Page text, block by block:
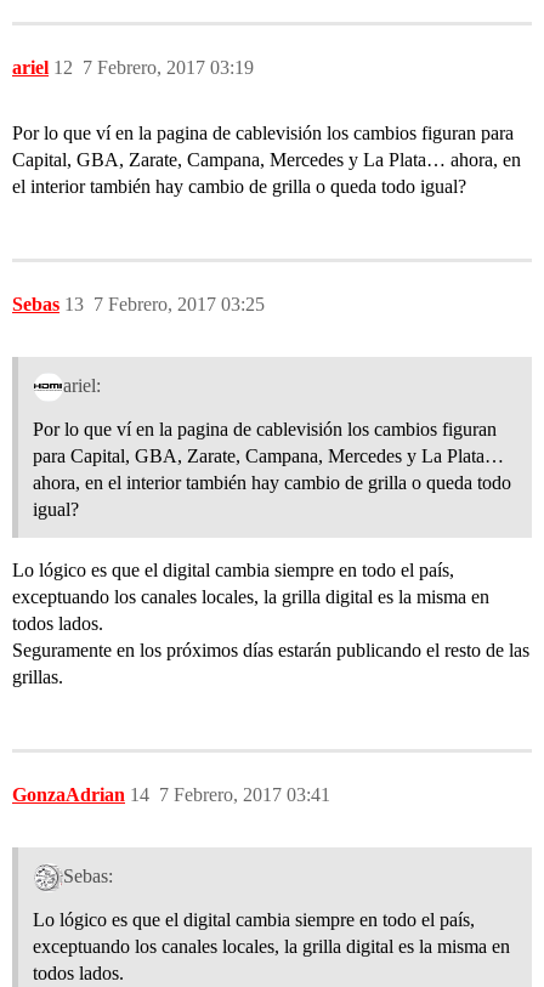
ariel 7 Febrero, 2017 03:19
12
Por lo que ví en la pagina de cablevisión los cambios figuran para
Capital, GBA, Zarate, Campana, Mercedes y La Plata… ahora, en
el interior también hay cambio de grilla o queda todo igual?
Sebas 7 Febrero, 2017 03:25
13
ariel:
Por lo que ví en la pagina de cablevisión los cambios figuran
para Capital, GBA, Zarate, Campana, Mercedes y La Plata…
ahora, en el interior también hay cambio de grilla o queda todo
igual?
Lo lógico es que el digital cambia siempre en todo el país,
exceptuando los canales locales, la grilla digital es la misma en
todos lados.
Seguramente en los próximos días estarán publicando el resto de las
grillas.
GonzaAdrian 7 Febrero, 2017 03:41
14
Sebas:
Lo lógico es que el digital cambia siempre en todo el país,
exceptuando los canales locales, la grilla digital es la misma en
todos lados.